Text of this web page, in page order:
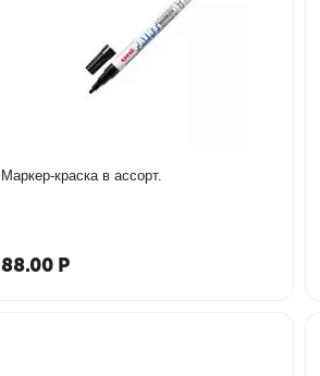
Маркер-краска в ассорт.
88.00 Р